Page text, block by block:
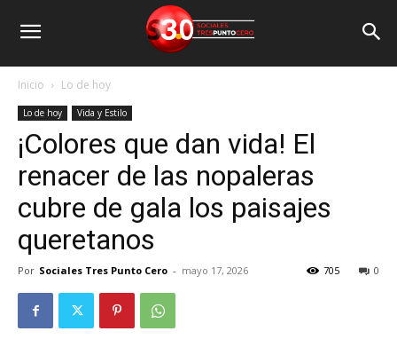
Inicio Lo de hoy
Lo de hoy Vida y Estilo
¡Colores que dan vida! El
renacer de las nopaleras
cubre de gala los paisajes
queretanos
Por Sociales Tres Punto Cero - mayo 17, 2026 0
705